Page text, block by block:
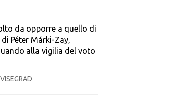
da opporre a quello di
Péter Márki-Zay,
alla vigilia del voto
VISEGRAD